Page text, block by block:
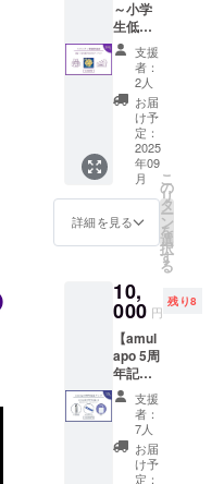
絡とな
りま
す。
2026年
8月に実
施でき
るとは
限りま
せんの
で、ご
了承く
い。 ※
こちら
は1年以
内
（2026
年8月ま
で）と
させて
いただ
きま
す。
すび
15個 ※
通常で
購入す
るより
も約
30％お
得で
す！ ＜
星空お
むすび
につい
て＞ ・
oが尾西
と共同
制作し
たアル
ファ米
おむす
び ・
JAXAの
宇宙日
本食認
定商品
と同じ
～小学
生低学
年向け
バー
チャル
メー
カー
「ルナ
ティ」
特別参
加券】
＜イベ
ント詳
細（予
日時：
9月21日
（日）
9:00～
16:00
宇都宮
市文化
会館 11
月23日
（日）
10:00～
16:00
支援
者：
2人
お届
け予
定：
2025
年09
月
詳細を見る
こ
の
リ
タ
ー
ン
を
選
択
す
る
10,
000 円
残り8
【amul
apo 5周
年記念
グッ
ズ】 設
立5周年
記念
グッズ
を含め
支援
者：
7人
お届
け予
定：